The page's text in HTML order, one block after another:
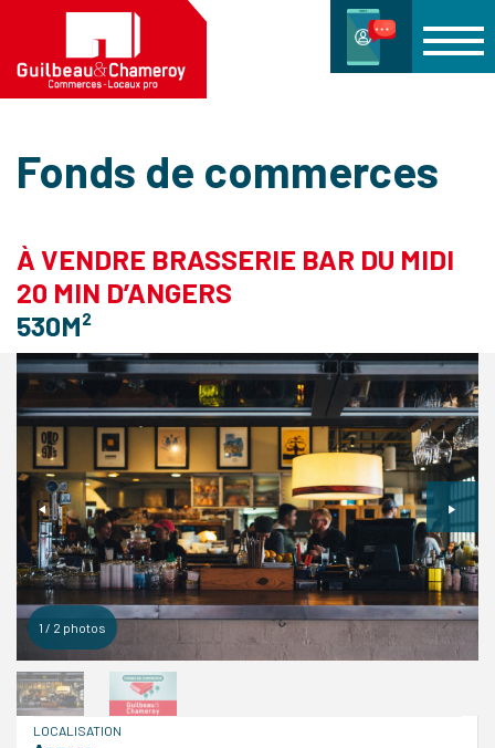
Fonds de commerces
À VENDRE BRASSERIE BAR DU MIDI
20 MIN D’ANGERS
530M²
1 / 2 photos
LOCALISATION